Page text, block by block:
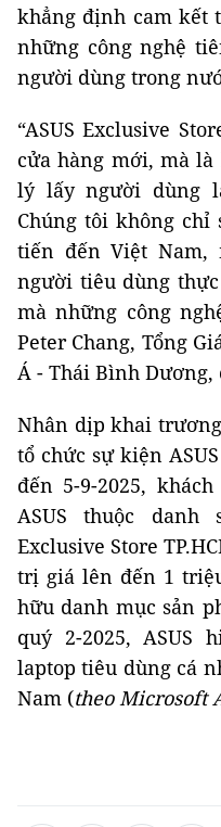
khẳng định cam kết
những công nghệ
người dùng trong
“ASUS Exclusive
cửa hàng mới, mà
lý lấy người dùng
Chúng tôi không chỉ
tiến đến Việt Nam,
người tiêu dùng
mà những công
Peter Chang, Tổng
Á - Thái Bình Dương,
Nhân dịp khai
tổ chức sự kiện
đến 5-9-2025,
ASUS thuộc danh
Exclusive Store
trị giá lên đến 1
hữu danh mục sản
quý 2-2025, ASUS
laptop tiêu dùng cá
Nam (theo Microsoft